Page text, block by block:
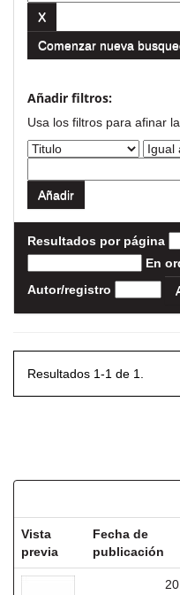
Comenzar nueva
Añadir filtros:
Usa los filtros para afinar
Resultados por página
En
Autor/registro
Resultados 1-1 de 1.
Vista
previa
Fecha de
publicación